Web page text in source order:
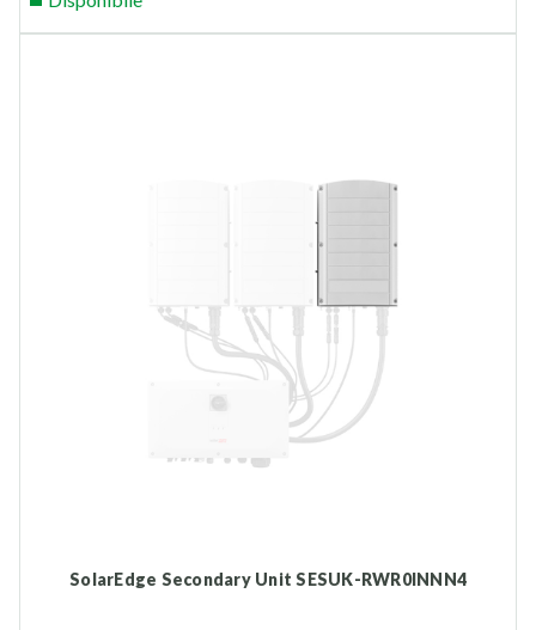
SolarEdge Secondary Unit SESUK-RWR0INNN4